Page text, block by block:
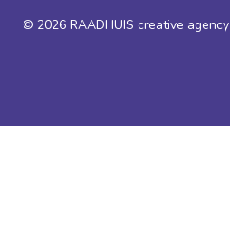
© 2026 RAADHUIS creative agency